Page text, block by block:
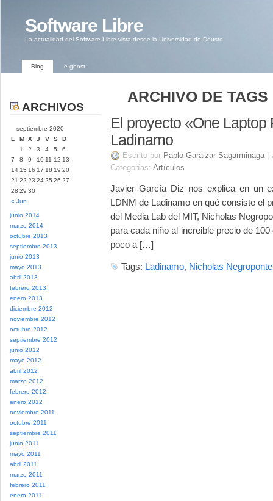
Software Libre
La actualidad del Software Libre vista desde la Universidad de Deusto
Blog e-ghost
ARCHIVOS
septiembre 2020
L
M X J V S D
« Jun
1 2 3 4 5
6
7
8 9 10 11 12 13
14 15 16 17 18 19 20
21 22 23 2425 26 27
28 29 30
junio 2014
marzo 2014
octubre 2013
septiembre 2013
junio 2013
mayo 2013
abril 2013
febrero 2013
enero 2013
diciembre 2012
noviembre 2012
octubre 2012
septiembre 2012
junio 2012
mayo 2012
abril 2012
marzo 2012
febrero 2012
enero 2012
noviembre 2011
octubre 2011
septiembre 2011
junio 2011
mayo 2011
abril 2011
marzo 2011
febrero 2011
enero 2011
ARCHIVO DE
El proyecto «One Laptop
Ladinamo
Escrito por Pablo Garaizar Sagarminaga
Categorías: Artículos
Javier García Diz nos explica en un
LDNM de Ladinamo en qué consiste el
del Media Lab del MIT, Nicholas
para cada niño al increible precio de
poco a […]
Tags: Ladinamo, Nicholas Negroponte